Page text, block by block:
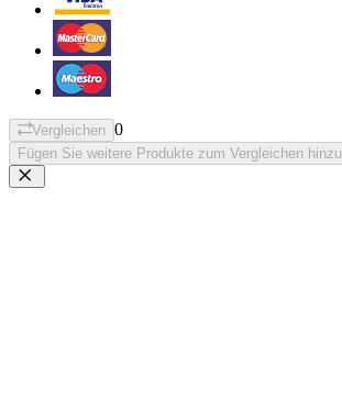
Vergleichen 0
Fügen Sie weitere Produkte zum Vergleichen hinzu